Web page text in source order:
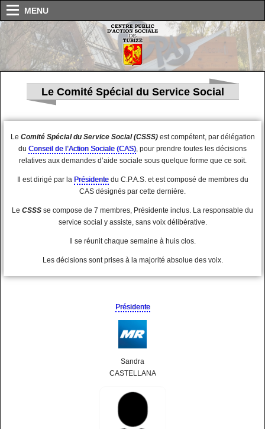
MENU
Le Comité Spécial du Service Social
Le Comité Spécial du Service Social (CSSS)est compétent, par délégation
du Conseil de l’Action Sociale (CAS), pour prendre toutes les décisions
relatives aux demandes d’aide sociale sous quelque forme que ce soit.
Il est dirigé par la Présidentedu C.P.A.S. et est composé de membres du
CAS désignés par cette dernière.
Le CSSS se compose de 7 membres, Présidente inclus. La responsable du
service social y assiste, sans voix délibérative.
Il se réunit chaque semaine à huis clos.
Les décisions sont prises à la majorité absolue des voix.
Présidente
Sandra
CASTELLANA